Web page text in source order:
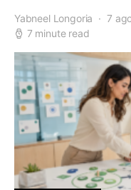
Yabneel Longoria 7
7 minute read